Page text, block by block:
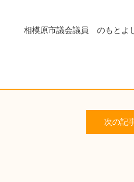
相模原市議会議員 のもとよ
次の記